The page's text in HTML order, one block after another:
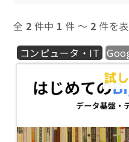
全 2 件中 1 件 〜 2 件を
コンピュータ・IT